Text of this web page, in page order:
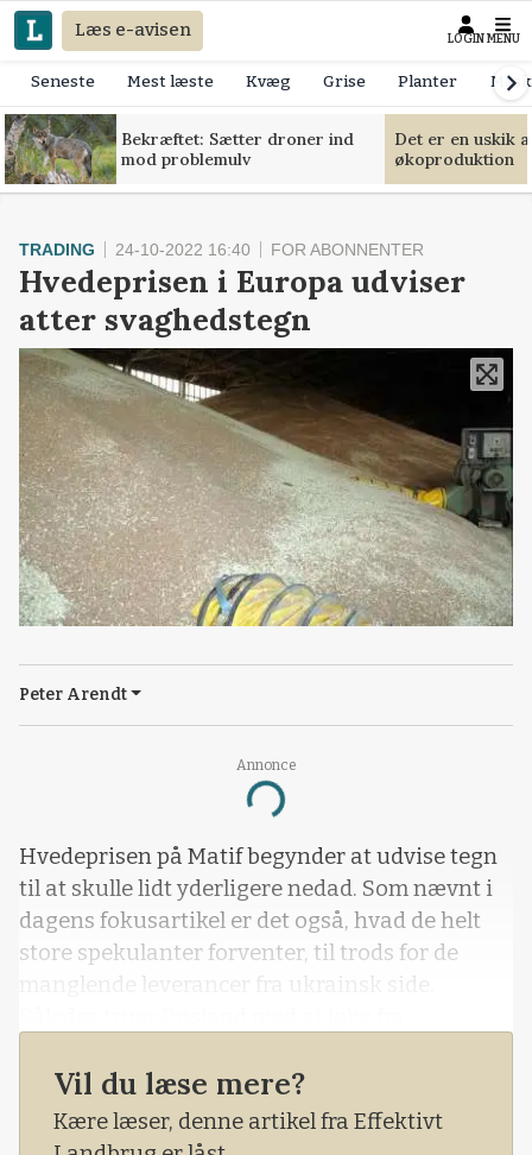
Læs e-avisen LOGIN MENU
Seneste Mest læste Kvæg Grise Planter
Bekræftet: Sætter droner ind
mod problemulv
Det er en uskik
økoproduktion
Annonce
Loading...
TRADING 24-10-2022 16:40 FOR ABONNENTER
Hvedeprisen i Europa udviser
atter svaghedstegn
Peter Arendt
Hvedeprisen på Matif begynder at udvise tegn
til at skulle lidt yderligere nedad. Som nævnt i
dagens fokusartikel er det også, hvad de helt
store spekulanter forventer, til trods for de
manglende leverancer fra ukrainsk side.
beskylder Rusland for at blokere for en
forlængelse af aftalen. Men alligevel ser
hvedeprisen på den ledende europæiske
Vil du læse mere?
Kære læser, denne artikel fra Effektivt